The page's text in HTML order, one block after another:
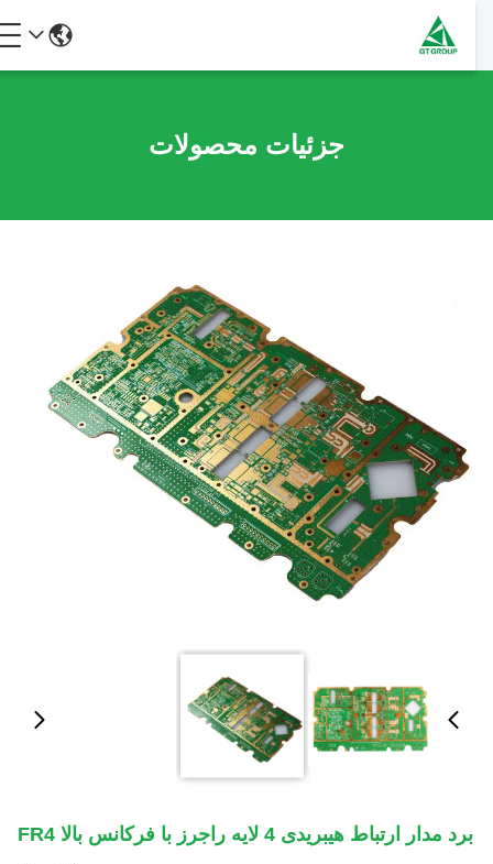
جزئیات محصولات
برد مدار ارتباط هیبریدی 4 لایه راجرز با فرکانس بالا FR4